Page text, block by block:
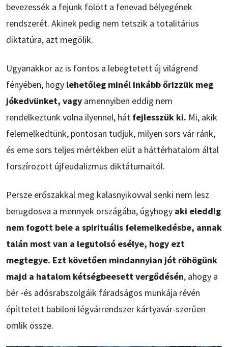
bevezessék a fejünk fölött a fenevad bélyegének
rendszerét. Akinek pedig nem tetszik a totalitárius
diktatúra, azt megölik.
Ugyanakkor az is fontos a lebegtetett új világrend
fényében, hogy lehetőleg minél inkább őrizzük meg
jókedvünket, vagy amennyiben eddig nem
rendelkeztünk volna ilyennel, hát fejlesszük ki. Mi, akik
felemelkedtünk, pontosan tudjuk, milyen sors vár ránk,
és eme sors teljes mértékben elüt a háttérhatalom által
forszírozott újfeudalizmus diktátumaitól.
Persze erőszakkal meg kalasnyikovval senki nem lesz
berugdosva a mennyek országába, úgyhogy aki eleddig
nem fogott bele a spirituális felemelkedésbe, annak
talán most van a legutolsó esélye, hogy ezt
megtegye. Ezt követően mindannyian jót röhögünk
majd a hatalom kétségbeesett vergődésén, ahogy a
bér -és adósrabszolgáik fáradságos munkája révén
építtetett babiloni légvárrendszer kártyavár-szerűen
omlik össze.